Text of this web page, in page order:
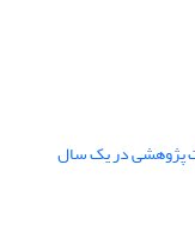
پژوهشی در یک سال